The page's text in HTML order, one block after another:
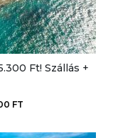
Ft! Szállás +
FT